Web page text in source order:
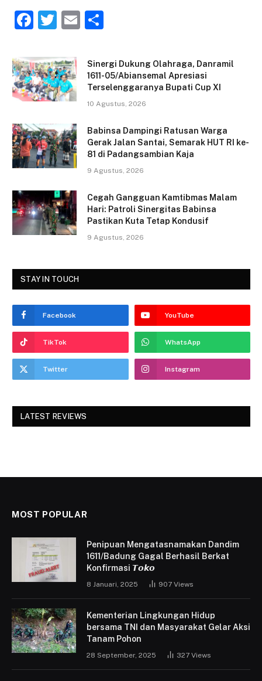
F
c
e
b
o
k
T
itt
er
E
ai ar
e
Sinergi Dukung Olahraga, Danramil
1611-05/Abiansemal Apresiasi
Terselenggaranya Bupati Cup XI
10 Agustus, 2026
Babinsa Dampingi Ratusan Warga
Gerak Jalan Santai, Semarak HUT RI ke-
81 di Padangsambian Kaja
9 Agustus, 2026
Cegah Gangguan Kamtibmas Malam
Hari: Patroli Sinergitas Babinsa
Pastikan Kuta Tetap Kondusif
9 Agustus, 2026
STAY IN TOUCH
Facebook YouTube
TikTok WhatsApp
Twitter Instagram
LATEST REVIEWS
MOST POPULAR
Penipuan Mengatasnamakan Dandim
1611/Badung Gagal Berhasil Berkat
Konfirmasi 𝙏𝙤𝙠𝙤
8 Januari, 2025 907 Views
Kementerian Lingkungan Hidup
bersama TNI dan Masyarakat Gelar Aksi
Tanam Pohon
28 September, 2025 327 Views